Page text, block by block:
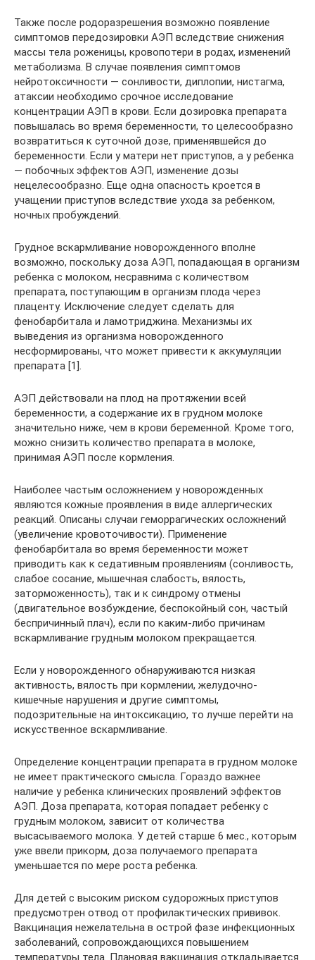
Также после родоразрешения возможно появление
симптомов передозировки АЭП вследствие снижения
массы тела роженицы, кровопотери в родах, изменений
метаболизма. В случае появления симптомов
нейротоксичности — сонливости, диплопии, нистагма,
атаксии необходимо срочное исследование
концентрации АЭП в крови. Если дозировка препарата
повышалась во время беременности, то целесообразно
возвратиться к суточной дозе, применявшейся до
беременности. Если у матери нет приступов, а у ребенка
— побочных эффектов АЭП, изменение дозы
нецелесообразно. Еще одна опасность кроется в
учащении приступов вследствие ухода за ребенком,
ночных пробуждений.
Грудное вскармливание новорожденного вполне
возможно, поскольку доза АЭП, попадающая в организм
ребенка с молоком, несравнима с количеством
препарата, поступающим в организм плода через
плаценту. Исключение следует сделать для
фенобарбитала и ламотриджина. Механизмы их
выведения из организма новорожденного
несформированы, что может привести к аккумуляции
препарата [1].
АЭП действовали на плод на протяжении всей
беременности, а содержание их в грудном молоке
значительно ниже, чем в крови беременной. Кроме того,
можно снизить количество препарата в молоке,
принимая АЭП после кормления.
Наиболее частым осложнением у новорожденных
являются кожные проявления в виде аллергических
реакций. Описаны случаи геморрагических осложнений
(увеличение кровоточивости). Применение
фенобарбитала во время беременности может
приводить как к седативным проявлениям (сонливость,
слабое сосание, мышечная слабость, вялость,
заторможенность), так и к синдрому отмены
(двигательное возбуждение, беспокойный сон, частый
беспричинный плач), если по каким-либо причинам
вскармливание грудным молоком прекращается.
Если у новорожденного обнаруживаются низкая
активность, вялость при кормлении, желудочно-
кишечные нарушения и другие симптомы,
подозрительные на интоксикацию, то лучше перейти на
искусственное вскармливание.
Определение концентрации препарата в грудном молоке
не имеет практического смысла. Гораздо важнее
наличие у ребенка клинических проявлений эффектов
АЭП. Доза препарата, которая попадает ребенку с
грудным молоком, зависит от количества
высасываемого молока. У детей старше 6 мес., которым
уже ввели прикорм, доза получаемого препарата
уменьшается по мере роста ребенка.
Для детей с высоким риском судорожных приступов
предусмотрен отвод от профилактических прививок.
Вакцинация нежелательна в острой фазе инфекционных
заболеваний, сопровождающихся повышением
температуры тела. Плановая вакцинация откладывается